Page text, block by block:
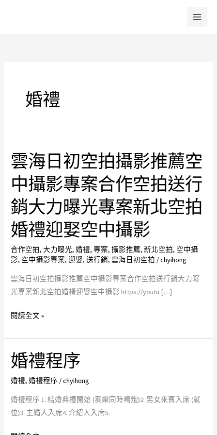
婚禮
雲海日初空拍攝影推薦空
中攝影專案合作空拍送行
銷大力曝光專案新北空拍
婚禮迎娶空中攝影
合作空拍,大力曝光,婚禮,專案,攝影推薦,新北空拍, 空中攝
影, 空中攝影專案,迎娶,送行銷,雲海日初空拍 /chyihong
雲海日初空拍攝影推薦空中攝影專案合作空拍送行銷大力曝
光專案新北空拍婚禮迎娶空中攝影 https://youtu […]
雲
海
日
空
拍
攝
影
推
薦
空
攝
專
案
合
作
拍
送
行
閱讀全文 »
婚禮程序
婚禮,婚禮程序 /chyihong
婚禮程序 1. 結婚典禮開始 (奏樂同時鳴炮)2. 男女來賓入席 (就
位)3. 主婚人入席4. 介紹人入席5.
婚
禮
程
序